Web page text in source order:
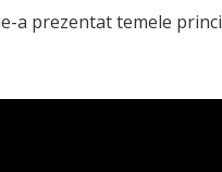
a prezentat temele